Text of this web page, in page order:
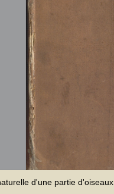
d'une partie d'oiseaux